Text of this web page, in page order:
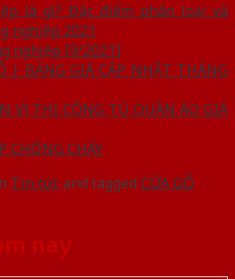
là gì? Đặc điểm phân loại và
nghiệp 2021
nghiệp [9/2021]
| BẢNG GIÁ CẬP NHẬT THÁNG
VỊ THI CÔNG TỦ QUẦN ÁO GIÁ
CHỐNG CHÁY
Tin tứcand tagged CỬA GỖ
nay